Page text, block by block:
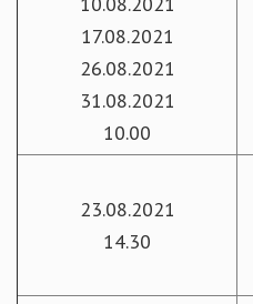
17.08.2021
26.08.2021
31.08.2021
10.00
23.08.2021
14.30